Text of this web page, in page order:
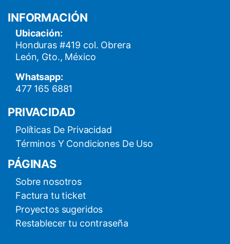
INFORMACIÓN
Ubicación:
Honduras #419 col. Obrera
León, Gto., México
Whatsapp:
477 165 6881
PRIVACIDAD
Políticas De Privacidad
Términos Y Condiciones De Uso
PÁGINAS
Sobre nosotros
Factura tu ticket
Proyectos sugeridos
Restablecer tu contraseña